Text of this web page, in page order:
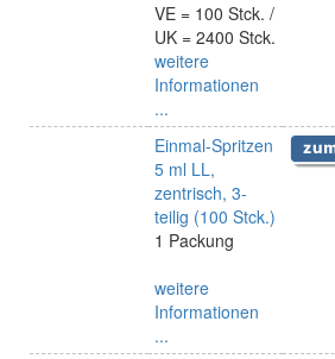
VE = 100 Stck. /
UK = 2400 Stck.
weitere
Informationen
...
Einmal-Spritzen
5 ml LL,
zentrisch, 3-
teilig (100 Stck.)
1 Packung
weitere
Informationen
...